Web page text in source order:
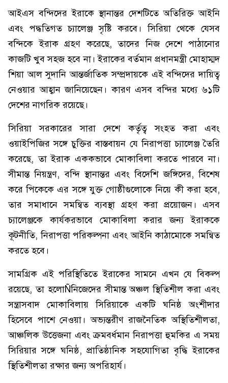
আইএস বন্দিদের ইরাকে স্থানান্তর দেশটিতে অতিরিক্ত আইনি
এবং পদ্ধতিগত চ্যালেঞ্জ সৃষ্টি করবে। সিরিয়া থেকে যেসব
বন্দিকে ইরাক গ্রহণ করেছে, তাদের নিজ দেশে পাঠানোর
কাজটি খুব সহজ হবে না। ইরাকের বর্তমান প্রধানমন্ত্রী মোহাম্মদ
শিয়া আল সুদানি আন্তর্জাতিক সম্প্রদায়কে এই বন্দিদের দায়িত্ব
নেওয়ার আহ্বান জানিয়েছেন। কারণ এসব বন্দির মধ্যে ৬১টি
দেশের নাগরিক রয়েছে।
সিরিয়া সরকারের সারা দেশে কর্তৃত্ব সংহত করা এবং
ওয়াইপিজির সঙ্গে চুক্তির বাস্তবায়ন যে নিরাপত্তা চ্যালেঞ্জ তৈরি
করেছে, তা ইরাক এককভাবে মোকাবিলা করতে পারবে না।
সীমান্ত নিয়ন্ত্রণ, বন্দি স্থানান্তর এবং বিদেশি জঙ্গিদের, বিশেষ
করে পিকেকে এর সঙ্গে যুক্ত গোষ্ঠীগুলোকে নিয়ে কী করা হবে,
তার সমাধানে সমন্বিত ব্যবস্থা গ্রহণ করা প্রয়োজন। এসব
চ্যালেঞ্জকে কার্যকরভাবে মোকাবিলা করার জন্য ইরাককে
কূটনীতি, নিরাপত্তা পরিকল্পনা এবং আইনি কাঠামোকে সমন্বিত
করতে হবে।
সামগ্রিক এই পরিস্থিতিতে ইরাকের সামনে এখন যে বিকল্প
রয়েছে, তা হলোÑনিজেদের সীমান্ত অঞ্চল স্থিতিশীল করা এবং
সন্ত্রাসবাদ মোকাবিলায় সিরিয়াকে একটি ঘনিষ্ঠ অংশীদার
হিসেবে পাশে নেওয়া। অভ্যন্তরীণ রাজনৈতিক অস্থিতিশীলতা,
আঞ্চলিক উত্তেজনা এবং ক্রমবর্ধমান নিরাপত্তা হুমকির এ সময়
সিরিয়ার সঙ্গে ঘনিষ্ঠ, প্রাতিষ্ঠানিক সহযোগিতা বৃদ্ধি ইরাকের
স্থিতিশীলতা রক্ষার জন্য অপরিহার্য।